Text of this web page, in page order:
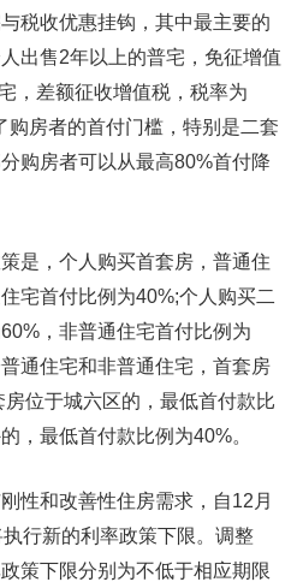
税收优惠挂钩，其中最主要的
出售2年以上的普宅，免征增值
，差额征收增值税，税率为
购房者的首付门槛，特别是二套
购房者可以从最高80%首付降
是，个人购买首套房，普通住
宅首付比例为40%;个人购买二
，非普通住宅首付比例为
通住宅和非普通住宅，首套房
位于城六区的，最低首付款比
，最低首付款比例为40%。
性和改善性住房需求，自12月
行新的利率政策下限。调整
策下限分别为不低于相应期限